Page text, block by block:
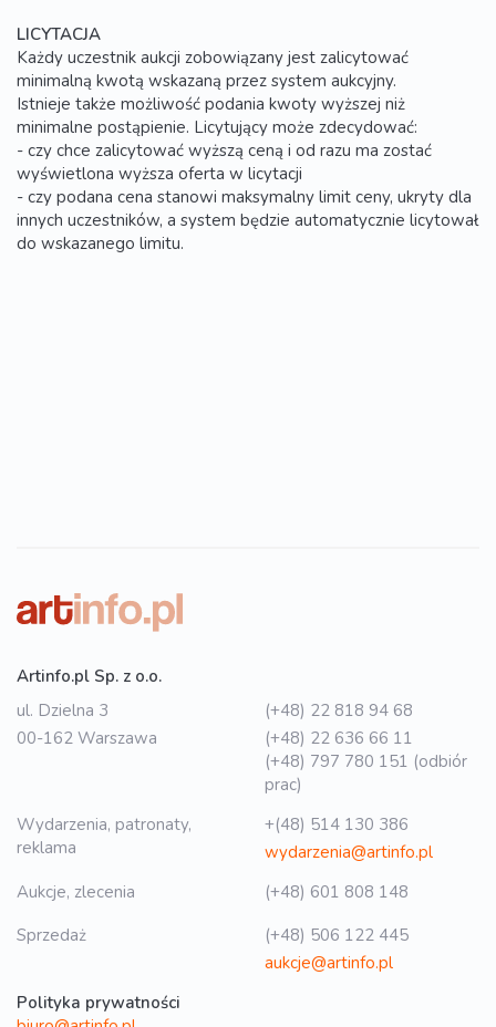
LICYTACJA
Każdy uczestnik aukcji zobowiązany jest zalicytować
minimalną kwotą wskazaną przez system aukcyjny.
Istnieje także możliwość podania kwoty wyższej niż
minimalne postąpienie. Licytujący może zdecydować:
- czy chce zalicytować wyższą ceną i od razu ma zostać
wyświetlona wyższa oferta w licytacji
- czy podana cena stanowi maksymalny limit ceny, ukryty dla
innych uczestników, a system będzie automatycznie licytował
do wskazanego limitu.
Artinfo.pl Sp. z o.o.
ul. Dzielna 3
00-162 Warszawa
(+48) 22 818 94 68
(+48) 22 636 66 11
(+48) 797 780 151 (odbiór
prac)
Wydarzenia, patronaty,
reklama
+(48) 514 130 386
wydarzenia@artinfo.pl
Aukcje, zlecenia
(+48) 601 808 148
Sprzedaż
(+48) 506 122 445
aukcje@artinfo.pl
Polityka prywatności